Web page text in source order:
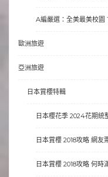
A編嚴選：全美最美校園
歐洲旅遊
亞洲旅遊
日本賞櫻特輯
日本櫻花季 2024花期統
日本賞櫻 2018攻略 網友
日本賞櫻 2018攻略 何時